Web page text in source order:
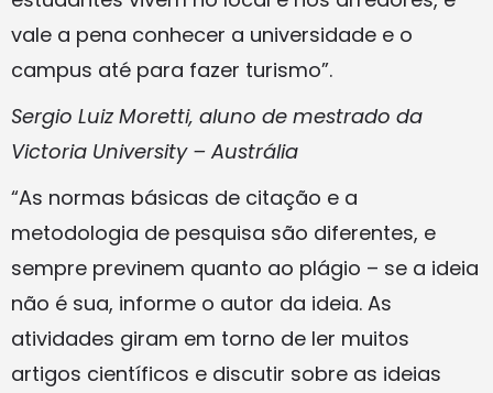
vale a pena conhecer a universidade e o
campus até para fazer turismo”.
Sergio Luiz Moretti, aluno de mestrado da
Victoria University – Austrália
“As normas básicas de citação e a
metodologia de pesquisa são diferentes, e
sempre previnem quanto ao plágio – se a ideia
não é sua, informe o autor da ideia. As
atividades giram em torno de ler muitos
artigos científicos e discutir sobre as ideias